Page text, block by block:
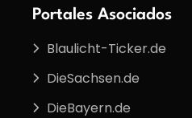
Portales Asociados
Blaulicht-Ticker.de
DieSachsen.de
DieBayern.de